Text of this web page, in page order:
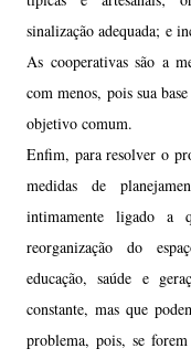
sinalização adequada; e
As cooperativas são a
com menos, pois sua
objetivo comum.
Enfim, para resolver o
medidas de
intimamente ligado a
reorganização do
educação, saúde e
constante, mas que
problema, pois, se